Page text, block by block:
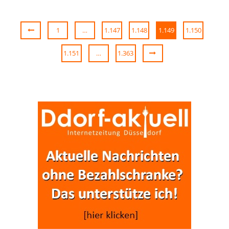
1 … 1.147 1.148 1.149 1.150
1.151 … 1.363